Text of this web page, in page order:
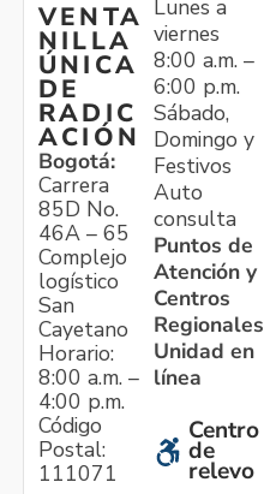
VENTA
NILLA
ÚNICA
DE
RADIC
ACIÓN
Bogotá:
Carrera
85D No.
46A – 65
Complejo
logístico
San
Cayetano
Horario:
8:00 a.m. –
4:00 p.m.
Código
Postal:
111071
Lunes a
viernes
8:00 a.m. –
6:00 p.m.
Sábado,
Domingo y
Festivos
Auto
consulta
Puntos de
Atención y
Centros
Regionales
Unidad en
línea
Centro
de
relevo